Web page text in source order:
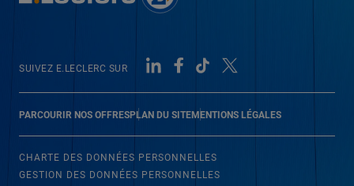
PARCOURIR NOS OFFRESPLAN DU SITEMENTIONS LÉGALES
SUIVEZ E.LECLERC SUR
CHARTE DES DONNÉES PERSONNELLES
GESTION DES DONNÉES PERSONNELLES